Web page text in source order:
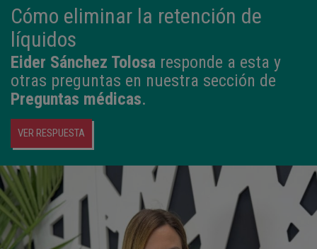
Cómo eliminar la retención de
líquidos
Eider Sánchez Tolosa responde a esta y
otras preguntas en nuestra sección de
Preguntas médicas.
VER RESPUESTA